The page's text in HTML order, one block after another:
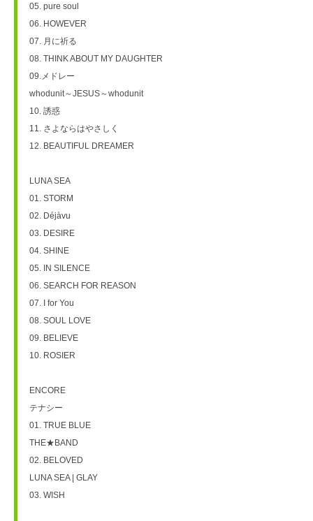
05. pure soul
06. HOWEVER
07. 月に祈る
08. THINK ABOUT MY DAUGHTER
09.メドレー
whodunit～JESUS～whodunit
10. 誘惑
11. さよならはやさしく
12. BEAUTIFUL DREAMER
LUNA SEA
01. STORM
02. Déjàvu
03. DESIRE
04. SHINE
05. IN SILENCE
06. SEARCH FOR REASON
07. I for You
08. SOUL LOVE
09. BELIEVE
10. ROSIER
ENCORE
テナシー
01. TRUE BLUE
THE★BAND
02. BELOVED
LUNA SEA | GLAY
03. WISH